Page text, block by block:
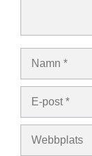
Namn
Webbplats